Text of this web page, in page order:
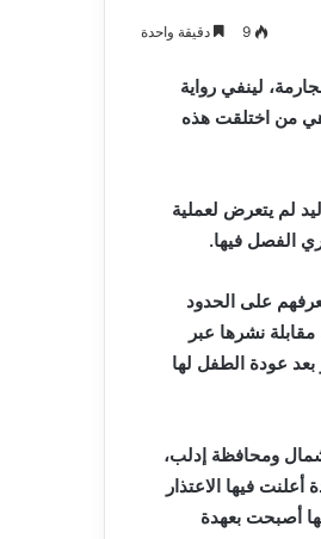
9 دقيقة واحدة
أحلام العجارمة، لينفي رواية
من اختلقت هذه
لم يتعرض لعملية
على الحدود
نشرها عبر
الفيديو بعد عودة الطفل لها
ومحافظة إدلب،
فيها الاعتذار
أصبحت بعهدة